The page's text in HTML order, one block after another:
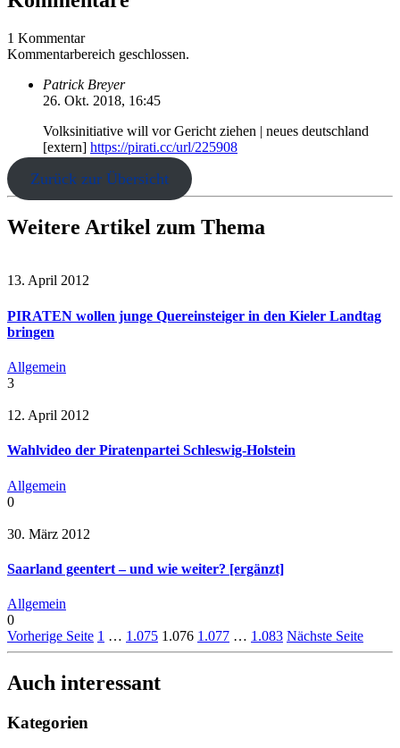
1 Kommentar
Kommentarbereich geschlossen.
Patrick Breyer
26. Okt. 2018, 16:45
Volksinitiative will vor Gericht ziehen | neues deutschland
[extern] https://pirati.cc/url/225908
Zurück zur Übersicht
Weitere Artikel zum Thema
13. April 2012
PIRATEN wollen junge Quereinsteiger in den Kieler Landtag
bringen
Allgemein
3
12. April 2012
Wahlvideo der Piratenpartei Schleswig-Holstein
Allgemein
0
30. März 2012
Saarland geentert – und wie weiter? [ergänzt]
Allgemein
0
Vorherige Seite 1 … 1.075 1.076 1.077 … 1.083 Nächste Seite
Auch interessant
Kategorien